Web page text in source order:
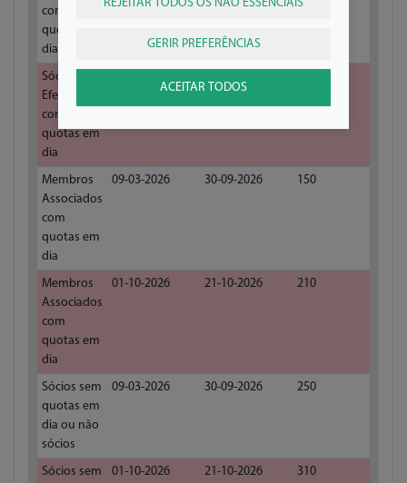
com
quotas em
dia
Sócios
Efetivos
com
quotas em
dia
Membros
Associados
com
quotas em
dia
09-03-2026 30-09-2026 150
Membros
Associados
com
quotas em
dia
01-10-2026 21-10-2026 210
Sócios sem
quotas em
dia ou não
sócios
09-03-2026 30-09-2026 250
Sócios sem
01-10-2026 21-10-2026 310
REJEITAR TODOS OS NÃO ESSENCIAIS
GERIR PREFERÊNCIAS
ACEITAR TODOS